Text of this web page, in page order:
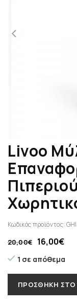
Livoo
Κωδικός προϊόντος:
20,00€ 16,00€
1 σε απόθεμα
ΠΡΟΣΘΉΚΗ ΣΤΟ